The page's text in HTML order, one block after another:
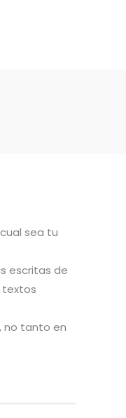
sea tu
escritas de
textos
no tanto en